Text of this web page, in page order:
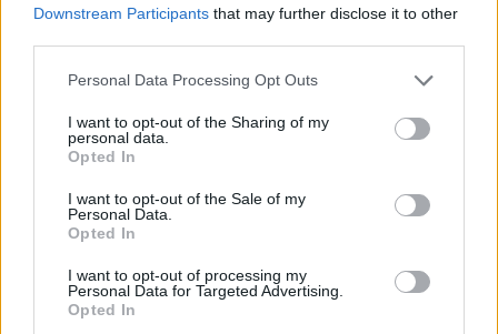
Downstream Participants that may further disclose it to other
Personal Data Processing Opt Outs
I want to opt-out of the Sharing of my
personal data.
Opted In
I want to opt-out of the Sale of my
Personal Data.
Opted In
I want to opt-out of processing my
Personal Data for Targeted Advertising.
Opted In
ΤΕΛΕΥΤΑΙΑ ΝΕΑ